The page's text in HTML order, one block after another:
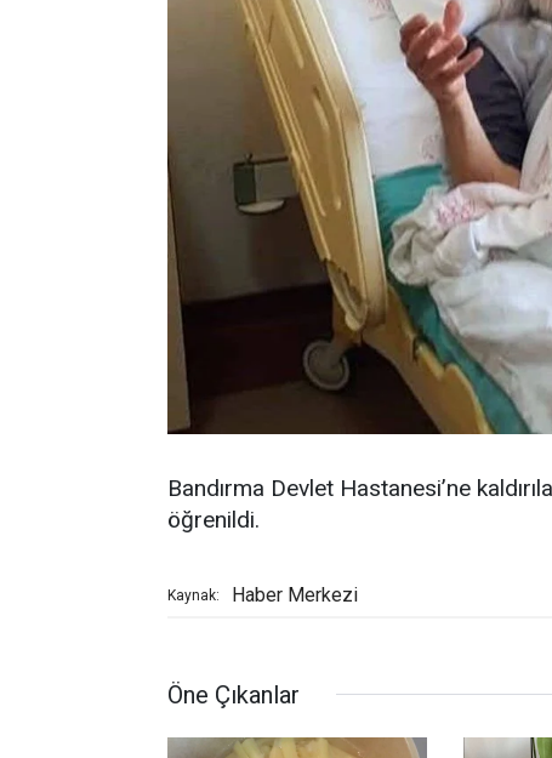
Bandırma Devlet Hastanesi’ne
öğrenildi.
Kaynak: Haber Merkezi
Öne Çıkanlar